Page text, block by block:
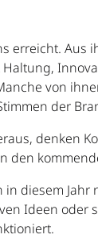
erreicht. Aus
von
der
denken
den
diesem Jahr
Ideen oder